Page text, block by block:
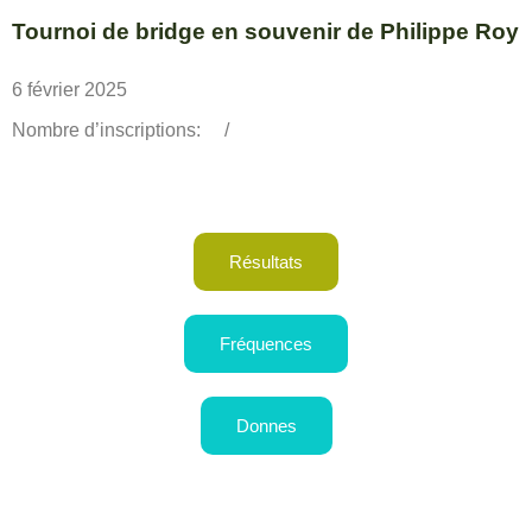
Tournoi de bridge en souvenir de Philippe Roy
6 février 2025
Nombre d’inscriptions:
/
Résultats
Fréquences
Donnes